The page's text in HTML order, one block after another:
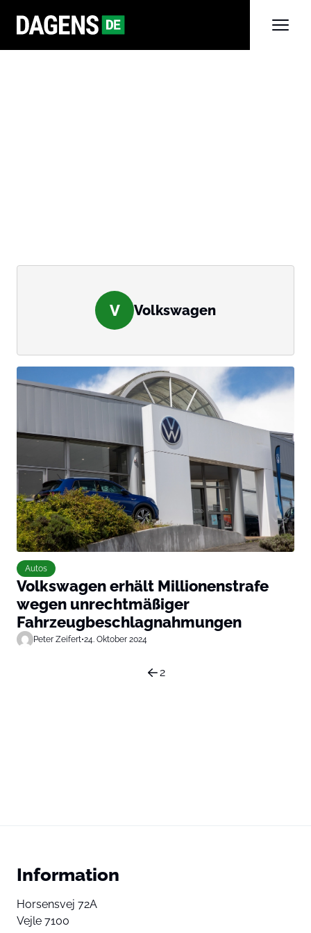
V Volkswagen
Autos
Volkswagen erhält Millionenstrafe
wegen unrechtmäßiger
Fahrzeugbeschlagnahmungen
Peter Zeifert•24. Oktober 2024
2
Information
Horsensvej 72A
Vejle 7100